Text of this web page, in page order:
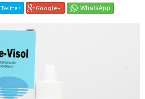
Twitter Google+